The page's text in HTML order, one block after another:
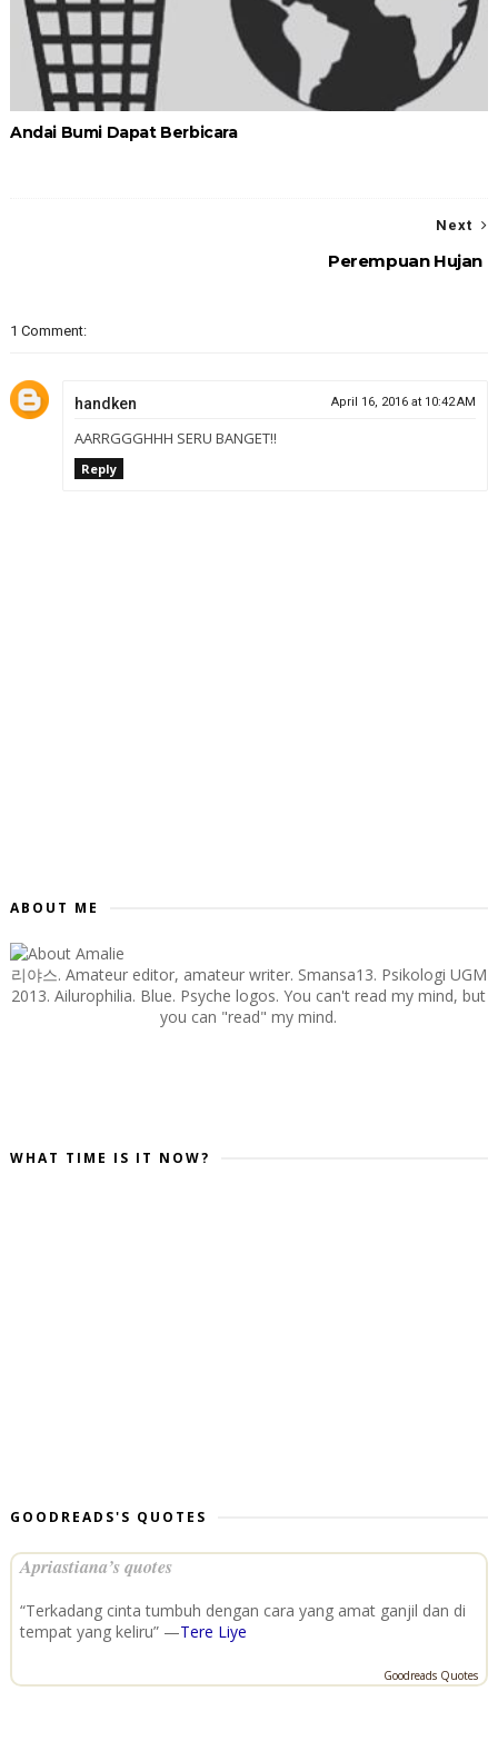
Andai Bumi Dapat Berbicara
Next
Perempuan Hujan
1 Comment:
handken April 16, 2016 at 10:42 AM
AARRGGGHHH SERU BANGET!!
Reply
ABOUT ME
리야스. Amateur editor, amateur writer. Smansa13. Psikologi UGM
2013. Ailurophilia. Blue. Psyche logos. You can't read my mind, but
you can "read" my mind.
WHAT TIME IS IT NOW?
GOODREADS'S QUOTES
Apriastiana’s quotes
“Terkadang cinta tumbuh dengan cara yang amat ganjil dan di
tempat yang keliru” —Tere Liye
Goodreads Quotes